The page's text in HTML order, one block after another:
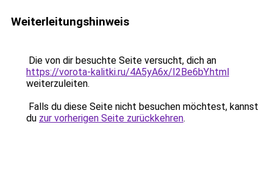
Weiterleitungshinweis
Die von dir besuchte Seite versucht, dich an
https://vorota-kalitki.ru/4A5yA6x/I2Be6bY.html
weiterzuleiten.
Falls du diese Seite nicht besuchen möchtest, kannst
du zur vorherigen Seite zurückkehren.